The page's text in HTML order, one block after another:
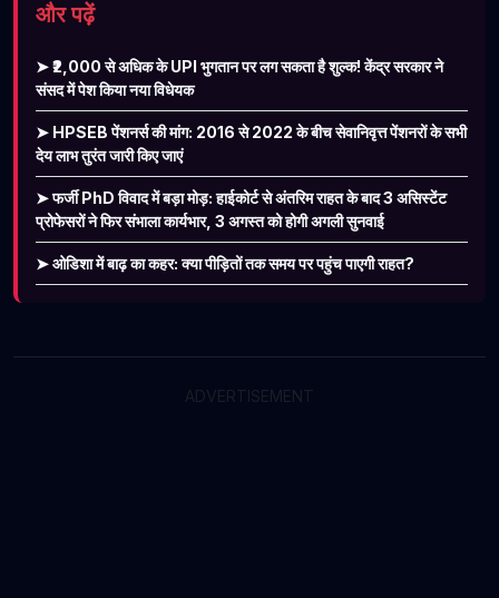
और पढ़ें
➤ ₹2,000 से अधिक के UPI भुगतान पर लग सकता है शुल्क! केंद्र सरकार ने
संसद में पेश किया नया विधेयक
➤ HPSEB पेंशनर्स की मांग: 2016 से 2022 के बीच सेवानिवृत्त पेंशनरों के सभी
देय लाभ तुरंत जारी किए जाएं
➤ फर्जी PhD विवाद में बड़ा मोड़: हाईकोर्ट से अंतरिम राहत के बाद 3 असिस्टेंट
प्रोफेसरों ने फिर संभाला कार्यभार, 3 अगस्त को होगी अगली सुनवाई
➤ ओडिशा में बाढ़ का कहर: क्या पीड़ितों तक समय पर पहुंच पाएगी राहत?
ADVERTISEMENT